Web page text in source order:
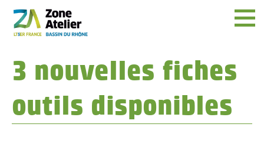
Menu
3 nouvelles fiches
outils disponibles